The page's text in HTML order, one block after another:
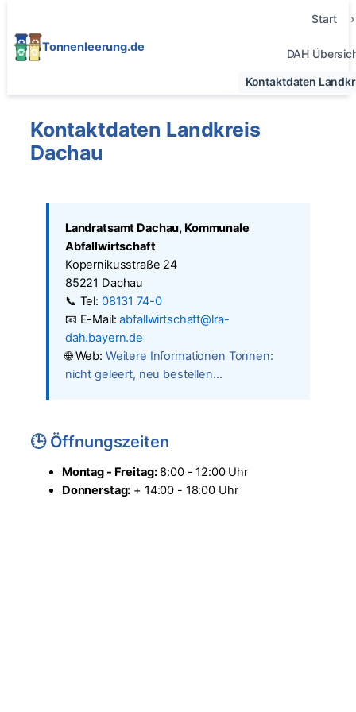
Tonnenleerung.de
Start
DAH
Kontaktdaten
Kontaktdaten Landkreis
Dachau
Landratsamt Dachau, Kommunale
Abfallwirtschaft
Kopernikusstraße 24
85221 Dachau
📞 Tel: 08131 74-0
📧 E-Mail:abfallwirtschaft@lra-
dah.bayern.de
🌐 Web: Weitere Informationen Tonnen:
nicht geleert, neu bestellen...
🕒 Öffnungszeiten
Montag - Freitag:8:00 - 12:00 Uhr
Donnerstag: + 14:00 - 18:00 Uhr